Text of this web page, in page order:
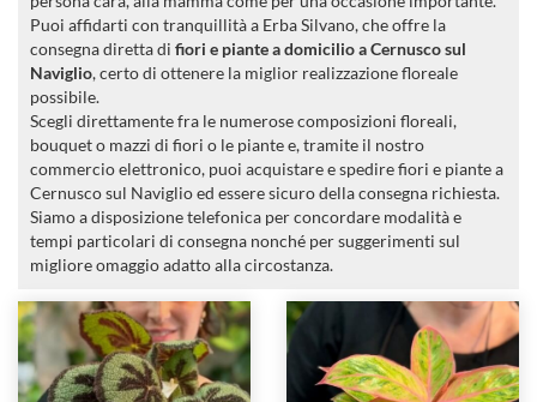
Puoi affidarti con tranquillità a Erba Silvano, che offre la
consegna diretta di fiori e piante a domicilio a Cernusco sul
Naviglio, certo di ottenere la miglior realizzazione floreale
possibile.
Scegli direttamente fra le numerose composizioni floreali,
bouquet o mazzi di fiori o le piante e, tramite il nostro
commercio elettronico, puoi acquistare e spedire fiori e piante a
Cernusco sul Naviglio ed essere sicuro della consegna richiesta.
Siamo a disposizione telefonica per concordare modalità e
tempi particolari di consegna nonché per suggerimenti sul
migliore omaggio adatto alla circostanza.